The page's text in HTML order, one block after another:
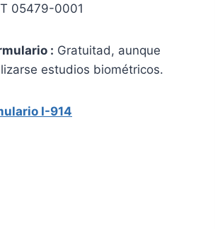
05479-0001
: Gratuitad, aunque
estudios biométricos.
I-914